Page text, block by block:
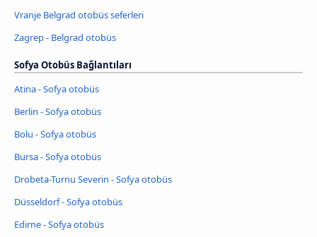
Vranje Belgrad otobüs seferleri
Zagrep - Belgrad otobüs
Sofya Otobüs Bağlantıları
Atina - Sofya otobüs
Berlin - Sofya otobüs
Bolu - Sofya otobüs
Bursa - Sofya otobüs
Drobeta-Turnu Severin - Sofya otobüs
Düsseldorf - Sofya otobüs
Edirne - Sofya otobüs